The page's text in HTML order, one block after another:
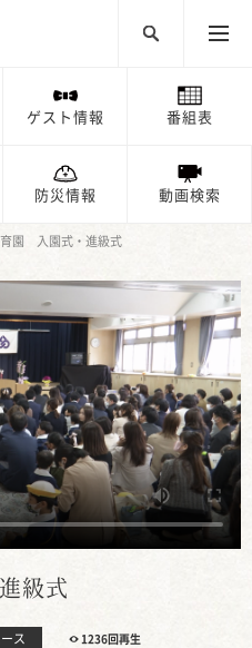
ゲスト情報 番組表
防災情報 動画検索
育園 入園式・進級式
級式
ス 1236回再生